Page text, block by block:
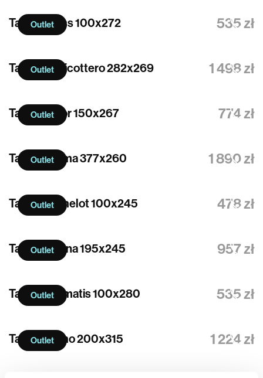
Outlet
Tapeta Floss 100x272 535 zł
Outlet
Tapeta Fenicottero 282x269 1 498 zł
Outlet
Tapeta Incor 150x267 774 zł
Outlet
Tapeta Calma 377x260 1 890 zł
Outlet
Tapeta Camelot 100x245 478 zł
Outlet
Tapeta Canna 195x245 957 zł
Outlet
Tapeta Clematis 100x280 535 zł
Outlet
Tapeta Komo 200x315 1 224 zł